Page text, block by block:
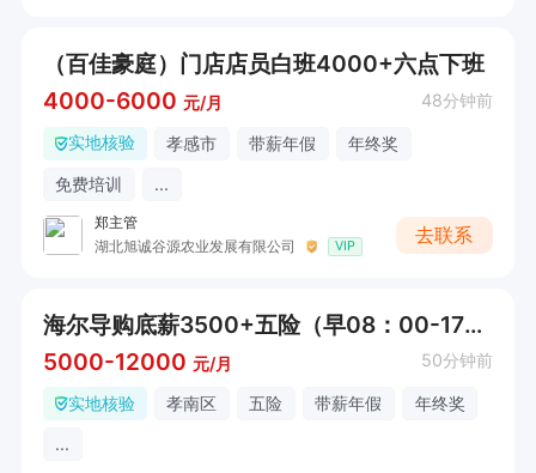
（百佳豪庭）门店店员白班4000+六点下班
4000-6000 元/月 48分钟前
实地核验 孝感市 带薪年假
年终奖
免费培训
...
郑主管
湖北旭诚谷源农业发展有限公司
VIP
去联系
海尔导购底薪3500+五险（早08：00-17：30）
5000-12000 元/月 50分钟前
实地核验 孝南区 五险 带薪年假
年终奖
...